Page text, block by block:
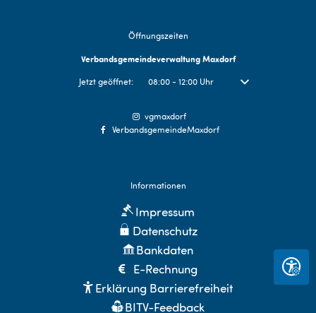
Öffnungszeiten
Verbandsgemeindeverwaltung Maxdorf
Klicken, um weitere Öffnungs- oder Schließzeiten auszublenden
Jetzt geöffnet: 08:00 - 12:00 Uhr Von 08:00 bis 12:00
vgmaxdorf
VerbandsgemeindeMaxdorf
Informationen
Impressum
Datenschutz
Bankdaten
E-Rechnung
Erklärung Barrierefreiheit
BITV-Feedback
Seite